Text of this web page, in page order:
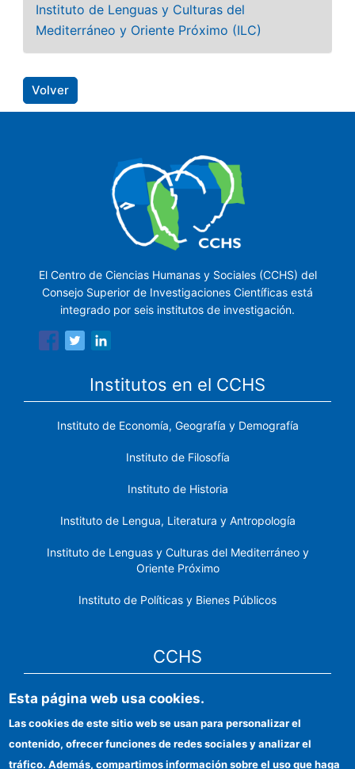
Instituto de Lenguas y Culturas del
Mediterráneo y Oriente Próximo (ILC)
Volver
El Centro de Ciencias Humanas y Sociales (CCHS) del
Consejo Superior de Investigaciones Científicas está
integrado por seis institutos de investigación.
Institutos en el CCHS
Instituto de Economía, Geografía y Demografía
Instituto de Filosofía
Instituto de Historia
Instituto de Lengua, Literatura y Antropología
Instituto de Lenguas y Culturas del Mediterráneo y
Oriente Próximo
Instituto de Políticas y Bienes Públicos
CCHS
Sede electrónica CSIC
Identidad institucional
Información para proveedores
Esta página web usa cookies.
Las cookies de este sitio web se usan para personalizar el
contenido, ofrecer funciones de redes sociales y analizar el
tráfico. Además, compartimos información sobre el uso que haga